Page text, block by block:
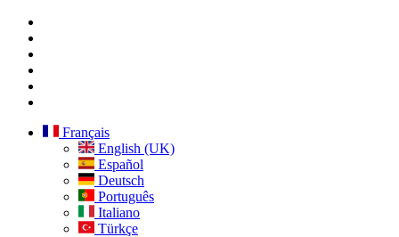
Français
English (UK)
Español
Deutsch
Português
Italiano
Türkçe